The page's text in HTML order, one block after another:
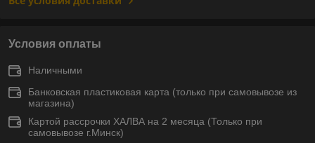
Условия оплаты
Наличными
Банковская пластиковая карта (только при самовывозе из
магазина)
Картой рассрочки ХАЛВА на 2 месяца (Только при
самовывозе г.Минск)